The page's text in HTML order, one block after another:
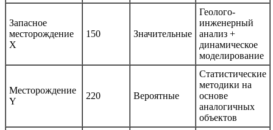
Запасное
месторождение
X
150 Значительные
Геолого-
инженерный
анализ +
динамическое
моделирование
Месторождение
Y
220 Вероятные
Статистические
методики на
основе
аналогичных
объектов